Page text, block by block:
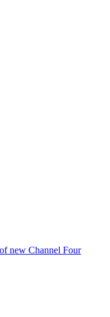
new Channel Four